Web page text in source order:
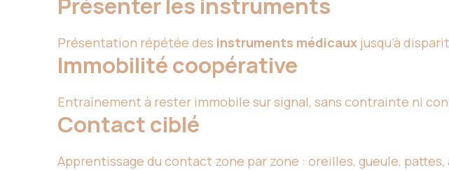
Présentation répétée des instruments médicaux jusqu’à
Immobilité coopérative
Entraînement à rester immobile sur signal, sans contrainte ni
Contact ciblé
Apprentissage du contact zone par zone : oreilles, gueule,